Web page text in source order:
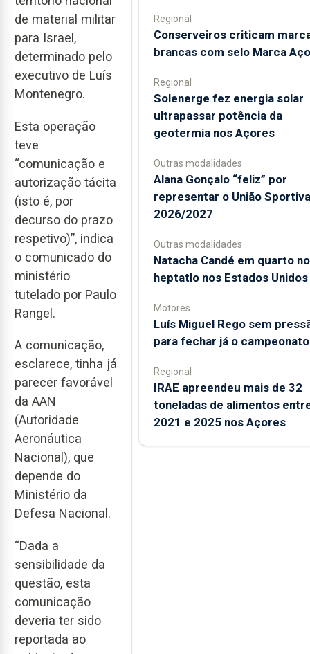
de material militar
para Israel,
determinado pelo
executivo de Luís
Montenegro.
Esta operação
teve
“comunicação e
autorização tácita
(isto é, por
decurso do prazo
respetivo)”, indica
o comunicado do
ministério
tutelado por Paulo
Rangel.
A comunicação,
esclarece, tinha já
parecer favorável
da AAN
(Autoridade
Aeronáutica
Nacional), que
depende do
Ministério da
Defesa Nacional.
“Dada a
sensibilidade da
questão, esta
comunicação
deveria ter sido
reportada ao
Regional
Conserveiros criticam
brancas com selo Marca
Regional
Solenerge fez energia solar
ultrapassar potência da
geotermia nos Açores
Outras modalidades
Alana Gonçalo “feliz” por
representar o União
2026/2027
Outras modalidades
Natacha Candé em quarto no
heptatlo nos Estados Unidos
Motores
Luís Miguel Rego sem
para fechar já o campeonato
Regional
IRAE apreendeu mais de 32
toneladas de alimentos
2021 e 2025 nos Açores